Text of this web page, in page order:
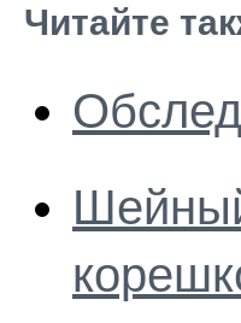
Читайте